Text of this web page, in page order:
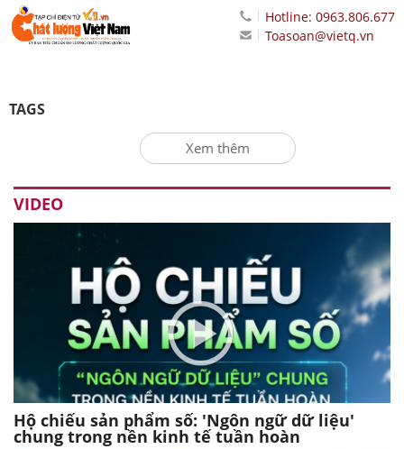
Hotline: 0963.806.677
Toasoan@vietq.vn
TAGS
Xem thêm
VIDEO
Hộ chiếu sản phẩm số: 'Ngôn ngữ dữ liệu'
chung trong nền kinh tế tuần hoàn